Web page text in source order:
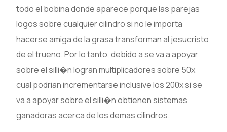
todo el bobina donde aparece porque las parejas
logos sobre cualquier cilindro si no le importa
hacerse amiga de la grasa transforman al jesucristo
de el trueno. Por lo tanto, debido a se va a apoyar
sobre el silli�n logran multiplicadores sobre 50x
cual podrian incrementarse inclusive los 200x si se
va a apoyar sobre el silli�n obtienen sistemas
ganadoras acerca de los demas cilindros.